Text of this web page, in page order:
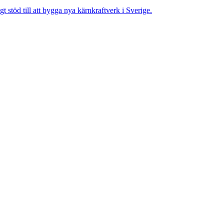
stöd till att bygga nya kärnkraftverk i Sverige.